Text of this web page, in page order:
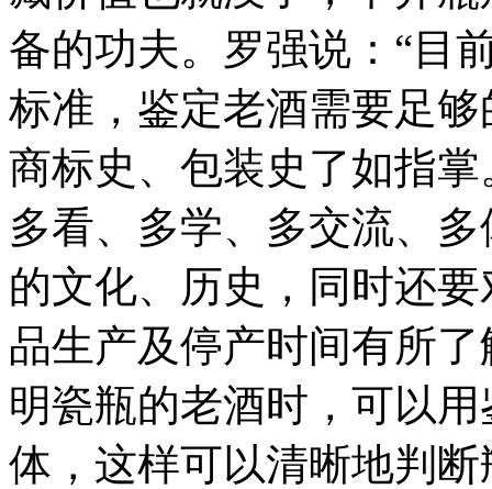
备的功夫。罗强说：“目
标准，鉴定老酒需要足
商标史、包装史了如指
多看、多学、多交流、
的文化、历史，同时还
品生产及停产时间有所
明瓷瓶的老酒时，可以
体，这样可以清晰地判